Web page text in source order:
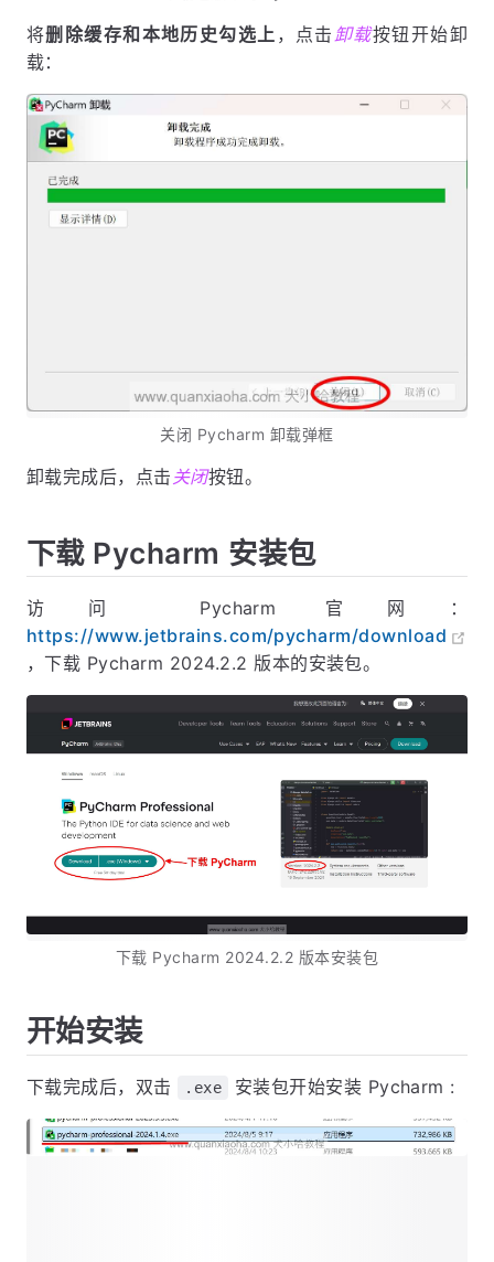
将删除缓存和本地历史勾选上 ，点击卸载按钮开始卸
载：
关闭 Pycharm 卸载弹框
卸载完成后，点击 关闭按钮。
下载 Pycharm 安装包
访问 Pycharm 官网：
https://www.jetbrains.com/pycharm/download
，下载 Pycharm 2024.2.2 版本的安装包。
下载 Pycharm 2024.2.2 版本安装包
开始安装
下载完成后，双击 .exe 安装包开始安装 Pycharm :